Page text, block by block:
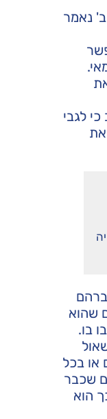
נאמר
לגבי
את
שהוא
בו.
או בכל
שכבר
הוא